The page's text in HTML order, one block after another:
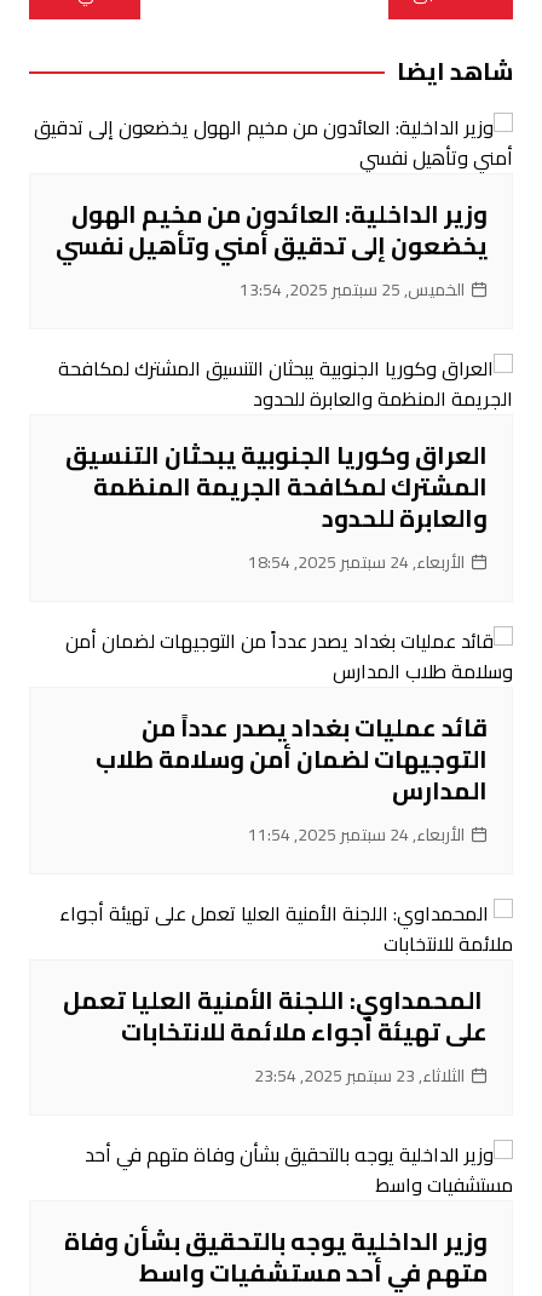
المقالات
شاهد ايضا
وزير الداخلية: العائدون من مخيم الهول
يخضعون إلى تدقيق أمني وتأهيل نفسي
الخميس, 25 سبتمبر 2025, 13:54
العراق وكوريا الجنوبية يبحثان التنسيق
المشترك لمكافحة الجريمة المنظمة
والعابرة للحدود
الأربعاء, 24 سبتمبر 2025, 18:54
قائد عمليات بغداد يصدر عدداً من
التوجيهات لضمان أمن وسلامة طلاب
المدارس
الأربعاء, 24 سبتمبر 2025, 11:54
‌ المحمداوي: اللجنة الأمنية العليا تعمل
على تهيئة أجواء ملائمة للانتخابات
الثلاثاء, 23 سبتمبر 2025, 23:54
‌وزير الداخلية يوجه بالتحقيق بشأن وفاة
متهم في أحد مستشفيات واسط